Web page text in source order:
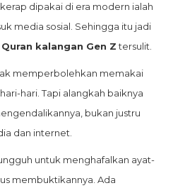
dipakai di era modern ialah
media sosial. Sehingga itu jadi
kalangan Gen Ztersulit.
memperbolehkan memakai
hari. Tapi alangkah baiknya
bukan justru
dan internet.
untuk menghafalkan ayat-
membuktikannya. Ada